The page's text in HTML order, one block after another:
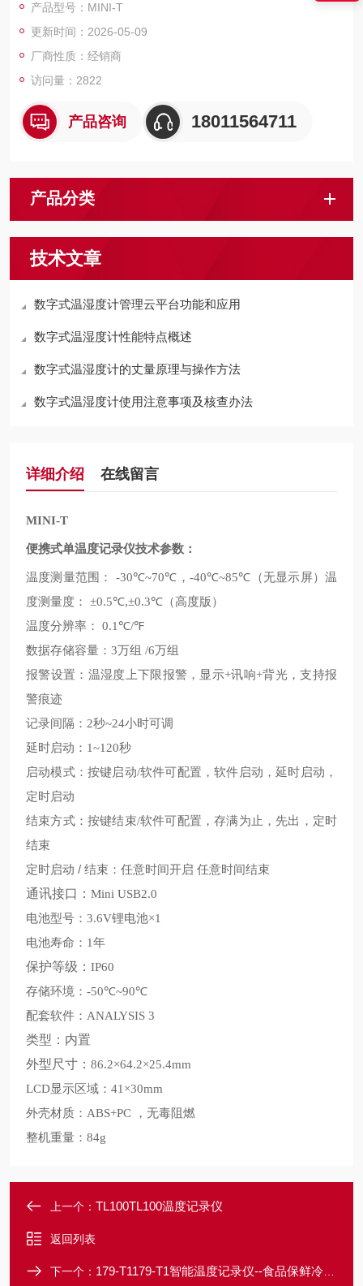
产品型号：MINI-T
更新时间：2026-05-09
厂商性质：经销商
访问量：2822
产品咨询 18011564711
产品分类
技术文章
数字式温湿度计管理云平台功能和应用
数字式温湿度计性能特点概述
数字式温湿度计的丈量原理与操作方法
数字式温湿度计使用注意事项及核查办法
详细介绍 在线留言
MINI-T
便携式单温度记录仪技术参数：
温度测量范围： -30℃~70℃， -40℃~85℃ （无显示屏）温
度测量度：
±0.5℃,±0.3℃ （高度版）
温度分辨率： 0.1 ℃/℉
数据存储容量： 3万组 /6万组
报警设置：温湿度上下限报警，显示+讯响+背光，支持报
警痕迹
记录间隔： 2秒~24小时可调
延时启动： 1~120秒
启动模式：按键启动/软件可配置，软件启动，延时启动，
定时启动
结束方式：按键结束/软件可配置，存满为止，先出，定时
结束
定时启动 / 结束：任意时间开启 任意时间结束
通讯接口： Mini USB2.0
电池型号： 3.6V锂电池×1
电池寿命： 1年
保护等级： IP60
存储环境： -50℃~90℃
配套软件： ANALYSIS 3
类型：内置
外型尺寸： 86.2×64.2×25.4mm
LCD显示区域： 41×30mm
外壳材质： ABS+PC
，无毒阻燃
整机重量： 84g
上一个： TL100TL100温度记录仪
返回列表
下一个： 179-T1179-T1智能温度记录仪--食品保鲜冷藏适用